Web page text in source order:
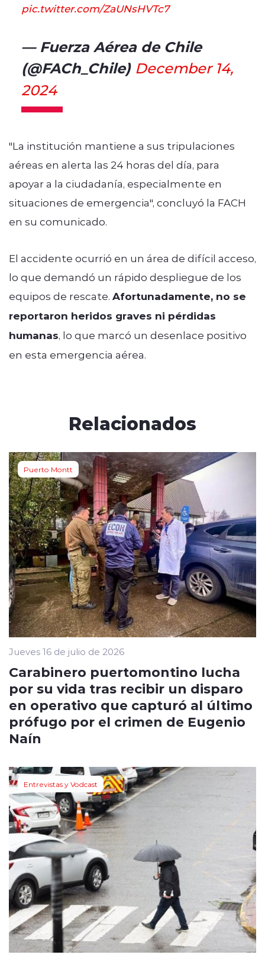
pic.twitter.com/ZaUNsHVTc7
— Fuerza Aérea de Chile
(@FACh_Chile) December 14,
2024
"La institución mantiene a sus tripulaciones
aéreas en alerta las 24 horas del día, para
apoyar a la ciudadanía, especialmente en
situaciones de emergencia", concluyó la FACH
en su comunicado.
El accidente ocurrió en un área de difícil acceso,
lo que demandó un rápido despliegue de los
equipos de rescate. Afortunadamente, no se
reportaron heridos graves ni pérdidas
humanas, lo que marcó un desenlace positivo
en esta emergencia aérea.
Relacionados
Puerto Montt
Jueves 16 de julio de 2026
Carabinero puertomontino lucha
por su vida tras recibir un disparo
en operativo que capturó al último
prófugo por el crimen de Eugenio
Naín
Entrevistas y Vodcast